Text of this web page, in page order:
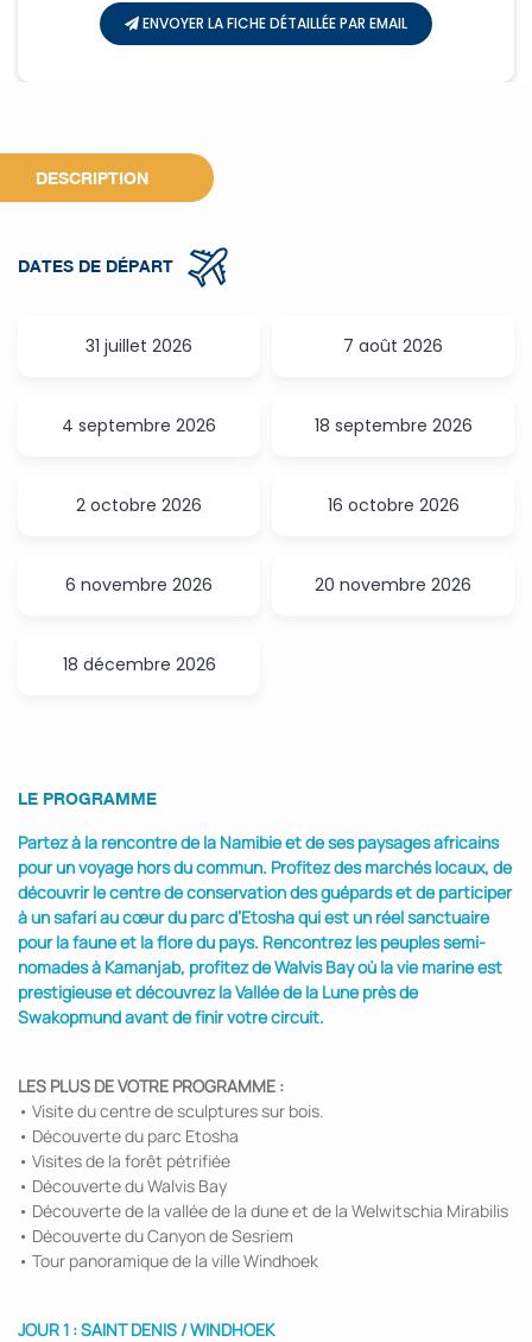
GRAND TOUR DE NAMIBIE
ENVOYER LA FICHE DÉTAILLÉE PAR EMAIL
DESCRIPTION
DATES DE DÉPART
31 juillet 2026 7 août 2026
4 septembre 2026 18 septembre 2026
2 octobre 2026 16 octobre 2026
6 novembre 2026 20 novembre 2026
18 décembre 2026
LE PROGRAMME
Partez à la rencontre de la Namibie et de ses paysages africains
pour un voyage hors du commun. Profitez des marchés locaux, de
découvrir le centre de conservation des guépards et de participer
à un safari au cœur du parc d’Etosha qui est un réel sanctuaire
pour la faune et la flore du pays. Rencontrez les peuples semi-
nomades à Kamanjab, profitez de Walvis Bay où la vie marine est
prestigieuse et découvrez la Vallée de la Lune près de
Swakopmund avant de finir votre circuit.
LES PLUS DE VOTRE PROGRAMME :
• Visite du centre de sculptures sur bois.
• Découverte du parc Etosha
• Visites de la forêt pétrifiée
• Découverte du Walvis Bay
• Découverte de la vallée de la dune et de la Welwitschia Mirabilis
• Découverte du Canyon de Sesriem
• Tour panoramique de la ville Windhoek
JOUR 1 : SAINT DENIS / WINDHOEK